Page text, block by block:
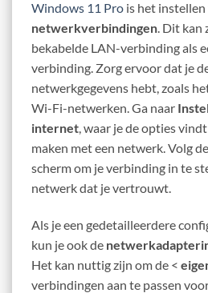
Windows 11 Pro is het instellen
netwerkverbindingen. Dit kan
bekabelde LAN-verbinding als
verbinding. Zorg ervoor dat je
netwerkgegevens hebt, zoals
Wi-Fi-netwerken. Ga naar
internet, waar je de opties
maken met een netwerk. Volg
scherm om je verbinding in te
netwerk dat je vertrouwt.
Als je een gedetailleerdere
kun je ook de
Het kan nuttig zijn om de <
verbindingen aan te passen